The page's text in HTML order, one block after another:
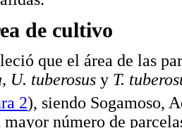
de cultivo
que el área de las
U. tuberosus y T.
2), siendo Sogamoso,
número de